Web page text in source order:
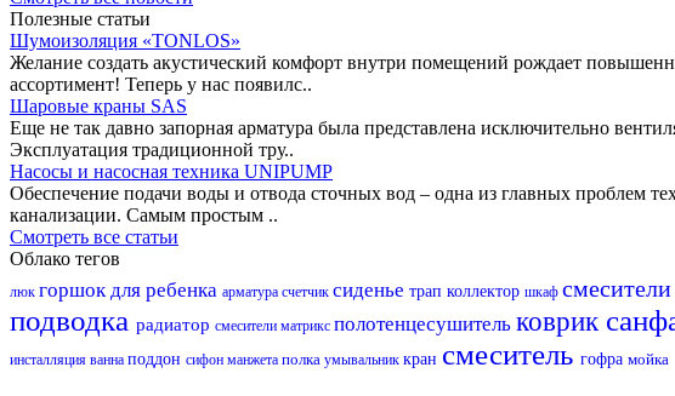
Полезные статьи
Шумоизоляция «TONLOS»
Желание создать акустический комфорт внутри помещений рождает
ассортимент! Теперь у нас появилс..
Шаровые краны SAS
Еще не так давно запорная арматура была представлена исключительно
Эксплуатация традиционной тру..
Насосы и насосная техника UNIPUMP
Обеспечение подачи воды и отвода сточных вод – одна из главных проблем
канализации. Самым простым ..
Смотреть все статьи
Облако тегов
люк горшок для ребенка арматура счетчик сиденье трап коллектор шкаф
подводка радиатор смесители матрикс полотенцесушитель коврик
инсталляция ванна поддон сифон манжета полка умывальник кран смеситель гофра мойка